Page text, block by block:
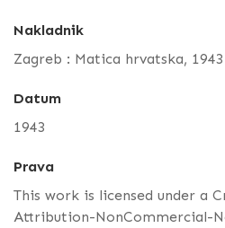
Nakladnik
Zagreb : Matica hrvatska, 1943
Datum
1943
Prava
This work is licensed under a
Attribution-NonCommercial-